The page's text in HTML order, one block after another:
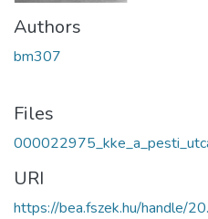
Authors
bm307
Files
URI
https://bea.fszek.hu/handle/